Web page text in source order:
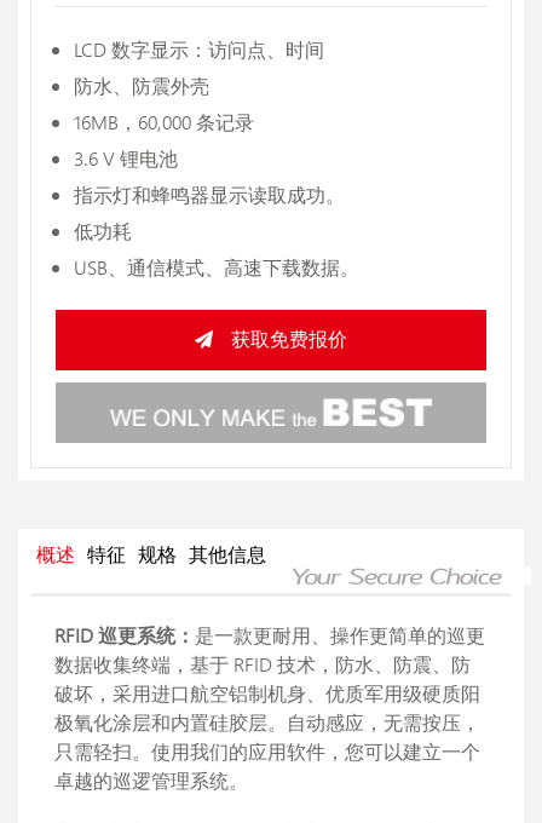
LCD 数字显示：访问点、时间
防水、防震外壳
16MB，60,000 条记录
3.6 V 锂电池
指示灯和蜂鸣器显示读取成功。
低功耗
USB、通信模式、高速下载数据。
获取免费报价
概述 特征 规格 其他信息
RFID 巡更系统： 是一款更耐用、操作更简单的巡更
数据收集终端，基于 RFID 技术，防水、防震、防
破坏，采用进口航空铝制机身、优质军用级硬质阳
极氧化涂层和内置硅胶层。自动感应，无需按压，
只需轻扫。使用我们的应用软件，您可以建立一个
卓越的巡逻管理系统。